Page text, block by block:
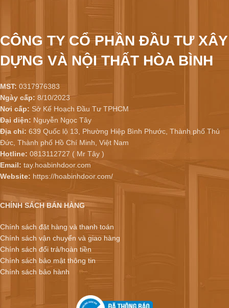
CÔNG TY CỔ PHẦN ĐẦU TƯ XÂY
DỰNG VÀ NỘI THẤT HÒA BÌNH
MST: 0317976383
Ngày cấp: 8/10/2023
Nơi cấp: Sở Kế Hoạch Đầu Tư TPHCM
Đại diện: Nguyễn Ngọc Tây
Địa chỉ: 639 Quốc lộ 13, Phường Hiệp Bình Phước, Thành phố Thủ
Đức, Thành phố Hồ Chí Minh, Việt Nam
Hotline: 0813112727 ( Mr Tây )
Email: tay.hoabinhdoor.com
Website: https://hoabinhdoor.com/
CHÍNH SÁCH BÁN HÀNG
Chính sách đặt hàng và thanh toán
Chính sách vận chuyển và giao hàng
Chính sách đổi trả/hoàn tiền
Chính sách bảo mật thông tin
Chính sách bảo hành